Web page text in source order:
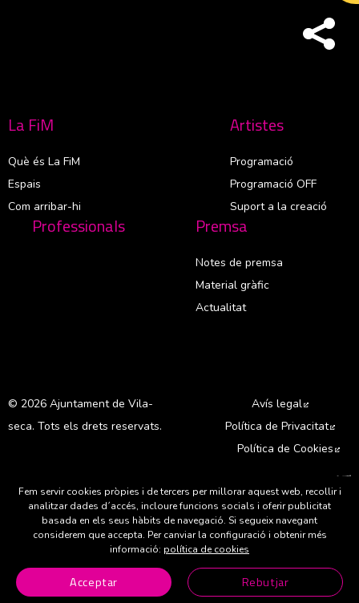
Abre en nueva ventana
Abre en nueva ventanaAbre en nueva ventana
Abre en nueva ventana
Abre en nueva
La FiM
Què és La FiM
Espais
Com arribar-hi
Artistes
Programació
Programació OFF
Suport a la creació
Professionals Premsa
Notes de premsa
Material gràfic
Actualitat
© 2026 Ajuntament de Vila-
seca. Tots els drets reservats.
Avís legal
Política de Privacitat
Política de Cookies
Fem servir cookies pròpies i de tercers per millorar aquest web, recollir i
analitzar dades d´accés, incloure funcions socials i oferir publicitat
basada en els seus hàbits de navegació. Si segueix navegant
considerem que accepta. Per canviar la configuració i obtenir més
informació: política de cookies
Acceptar Rebutjar